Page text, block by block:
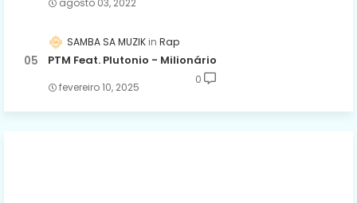
SAMBA SA MUZIK Rap
PTM Feat. Plutonio - Milionário
fevereiro 10, 2025
0